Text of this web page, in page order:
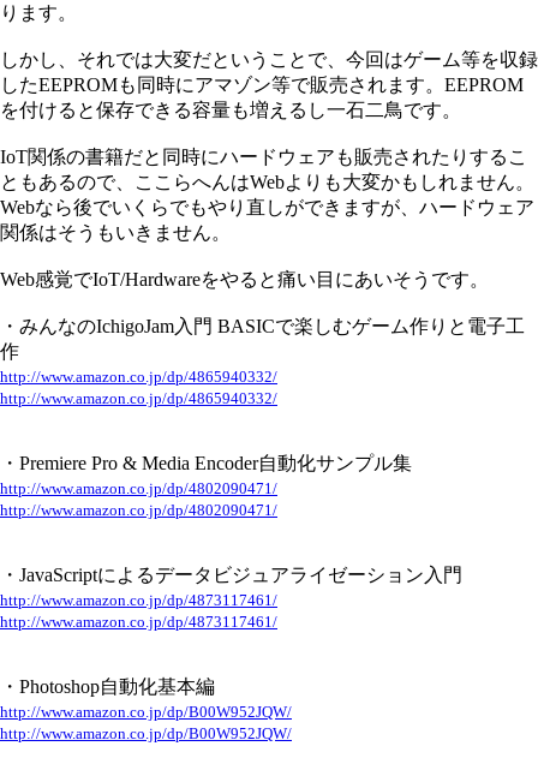
ります。
しかし、それでは大変だということで、今回はゲーム等を収録
したEEPROMも同時にアマゾン等で販売されます。EEPROM
を付けると保存できる容量も増えるし一石二鳥です。
IoT関係の書籍だと同時にハードウェアも販売されたりするこ
ともあるので、ここらへんはWebよりも大変かもしれません。
Webなら後でいくらでもやり直しができますが、ハードウェア
関係はそうもいきません。
Web感覚でIoT/Hardwareをやると痛い目にあいそうです。
・みんなのIchigoJam入門 BASICで楽しむゲーム作りと電子工
作
http://www.amazon.co.jp/dp/4865940332/
http://www.amazon.co.jp/dp/4865940332/
・Premiere Pro & Media Encoder自動化サンプル集
http://www.amazon.co.jp/dp/4802090471/
http://www.amazon.co.jp/dp/4802090471/
・JavaScriptによるデータビジュアライゼーション入門
http://www.amazon.co.jp/dp/4873117461/
http://www.amazon.co.jp/dp/4873117461/
・Photoshop自動化基本編
http://www.amazon.co.jp/dp/B00W952JQW/
http://www.amazon.co.jp/dp/B00W952JQW/